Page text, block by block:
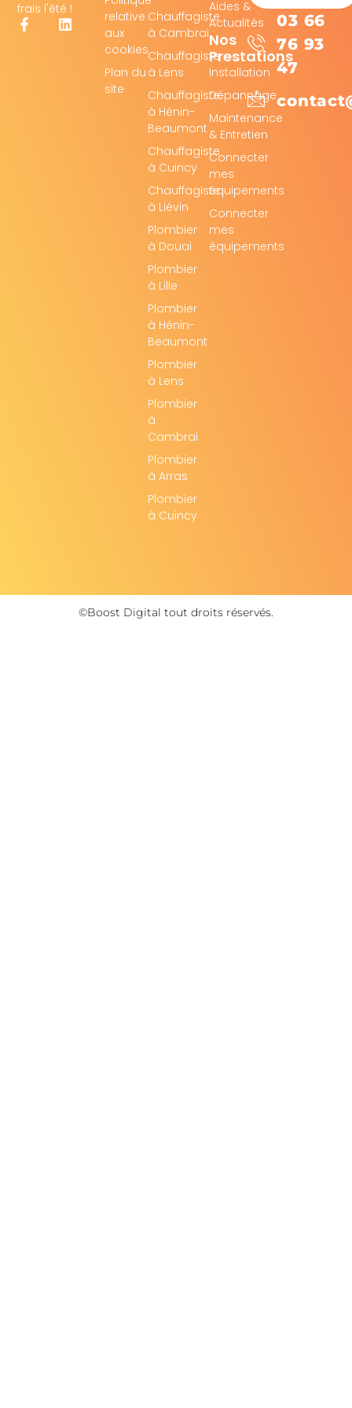
Aides &
Actualités
Nos
Prestations
Installation
Dépannage
Maintenance
& Entretien
Connecter
mes
équipements
Connecter
mes
équipements
frais l'été !
Chauffagiste
à Cambrai
Chauffagiste
à Lens
Chauffagiste
à Hénin-
Beaumont
Chauffagiste
à Cuincy
Chauffagiste
à Liévin
Plombier
à Douai
Plombier
à Lille
Plombier
à Hénin-
Beaumont
Plombier
à Lens
Plombier
à
Cambrai
Plombier
à Arras
Plombier
à Cuincy
relative
aux
cookies
Plan du
site
03 66
76 93
47
©Boost Digital tout droits réservés.